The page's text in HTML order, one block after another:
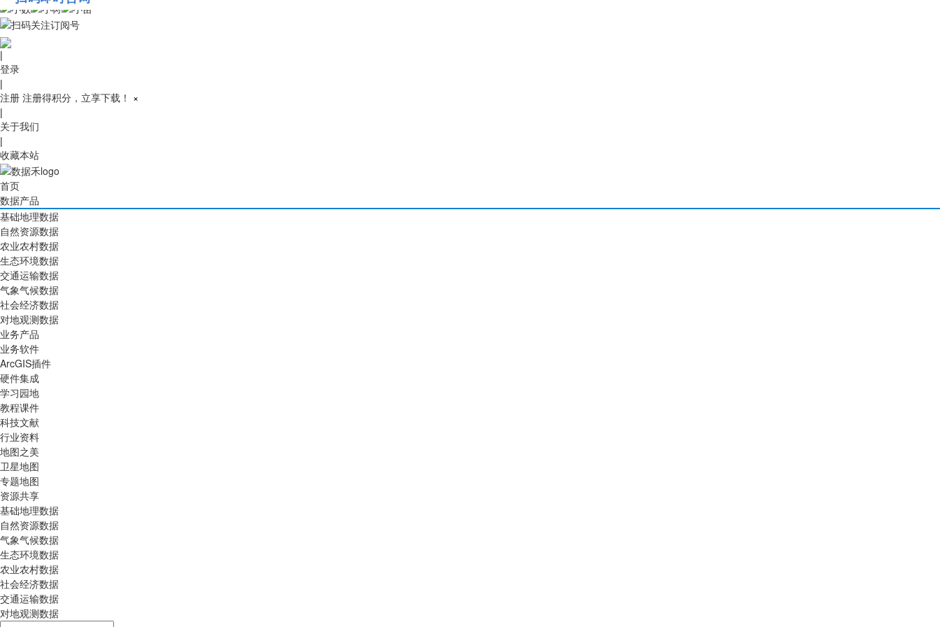
010-53689091
|
登录
|
注册 注册得积分，立享下载！ ×
|
关于我们
|
收藏本站
首页
数据产品
基础地理数据
自然资源数据
农业农村数据
生态环境数据
交通运输数据
气象气候数据
社会经济数据
对地观测数据
业务产品
业务软件
ArcGIS插件
硬件集成
学习园地
教程课件
科技文献
行业资料
地图之美
卫星地图
专题地图
资源共享
基础地理数据
自然资源数据
气象气候数据
生态环境数据
农业农村数据
社会经济数据
交通运输数据
对地观测数据